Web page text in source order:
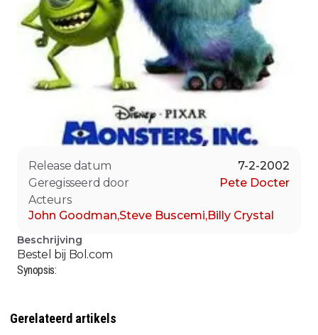
Release datum
7-2-2002
Geregisseerd door
Pete Docter
Acteurs
John Goodman,Steve Buscemi,Billy Crystal
Beschrijving
Bestel bij Bol.com
Synopsis:
Gerelateerd artikels